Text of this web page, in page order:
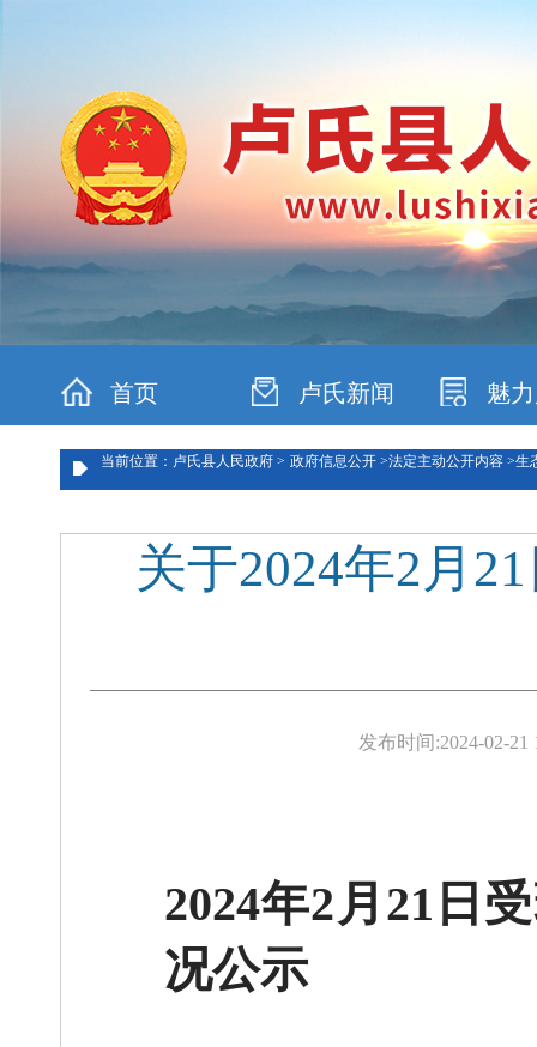
首页 卢氏新闻 魅
当前位置：卢氏县人民政府 > 政府信息公开 >法定主动公开内容 >生
关于2024年2月
发布时间:2024-02-21
2024年2月 21 日
况公示